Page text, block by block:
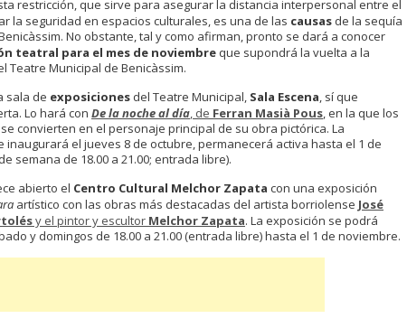
restricción, que sirve para asegurar la distancia interpersonal entre el
la seguridad en espacios culturales, es una de las causas de la sequía
No obstante, tal y como afirman, pronto se dará a conocer
teatral para el mes de noviembre que supondrá la vuelta a la
Teatre Municipal de Benicàssim.
sala de exposiciones del Teatre Municipal, Sala Escena, sí que
Lo hará con De la noche al día, de Ferran Masià Pous, en la que los
convierten en el personaje principal de su obra pictórica. La
inaugurará el jueves 8 de octubre, permanecerá activa hasta el 1 de
semana de 18.00 a 21.00; entrada libre).
abierto el Centro Cultural Melchor Zapata con una exposición
artístico con las obras más destacadas del artista borriolense José
y el pintor y escultor Melchor Zapata. La exposición se podrá
y domingos de 18.00 a 21.00 (entrada libre) hasta el 1 de noviembre.